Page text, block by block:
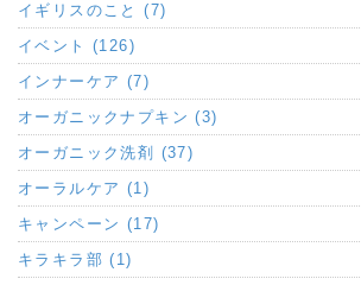
イギリスのこと (7)
イベント (126)
インナーケア (7)
オーガニックナプキン (3)
オーガニック洗剤 (37)
オーラルケア (1)
キャンペーン (17)
キラキラ部 (1)